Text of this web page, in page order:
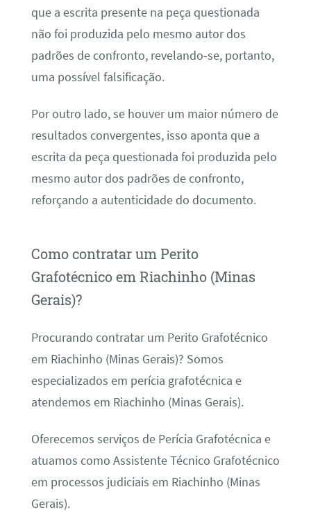
que a escrita presente na peça questionada
não foi produzida pelo mesmo autor dos
padrões de confronto, revelando-se, portanto,
uma possível falsificação.
Por outro lado, se houver um maior número de
resultados convergentes, isso aponta que a
escrita da peça questionada foi produzida pelo
mesmo autor dos padrões de confronto,
reforçando a autenticidade do documento.
Como contratar um Perito
Grafotécnico em Riachinho (Minas
Gerais)?
Procurando contratar um Perito Grafotécnico
em Riachinho (Minas Gerais)? Somos
especializados em perícia grafotécnica e
atendemos em Riachinho (Minas Gerais).
Oferecemos serviços de Perícia Grafotécnica e
atuamos como Assistente Técnico Grafotécnico
em processos judiciais em Riachinho (Minas
Gerais).